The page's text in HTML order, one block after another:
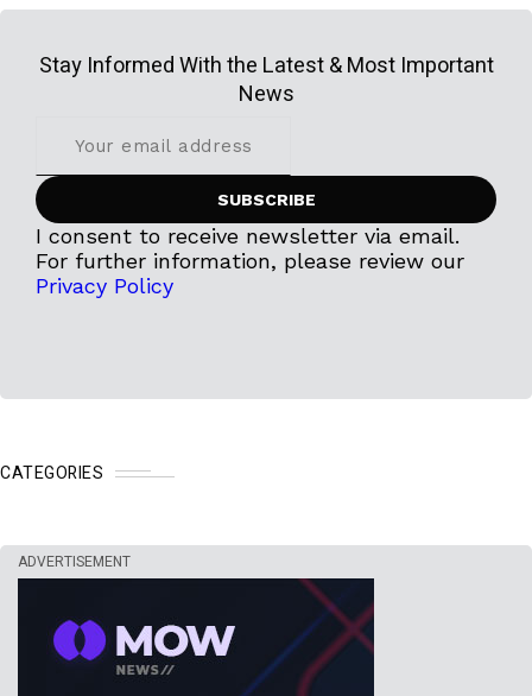
Stay Informed With the Latest & Most Important
News
I consent to receive newsletter via email.
For further information, please review our
Privacy Policy
CATEGORIES
ADVERTISEMENT